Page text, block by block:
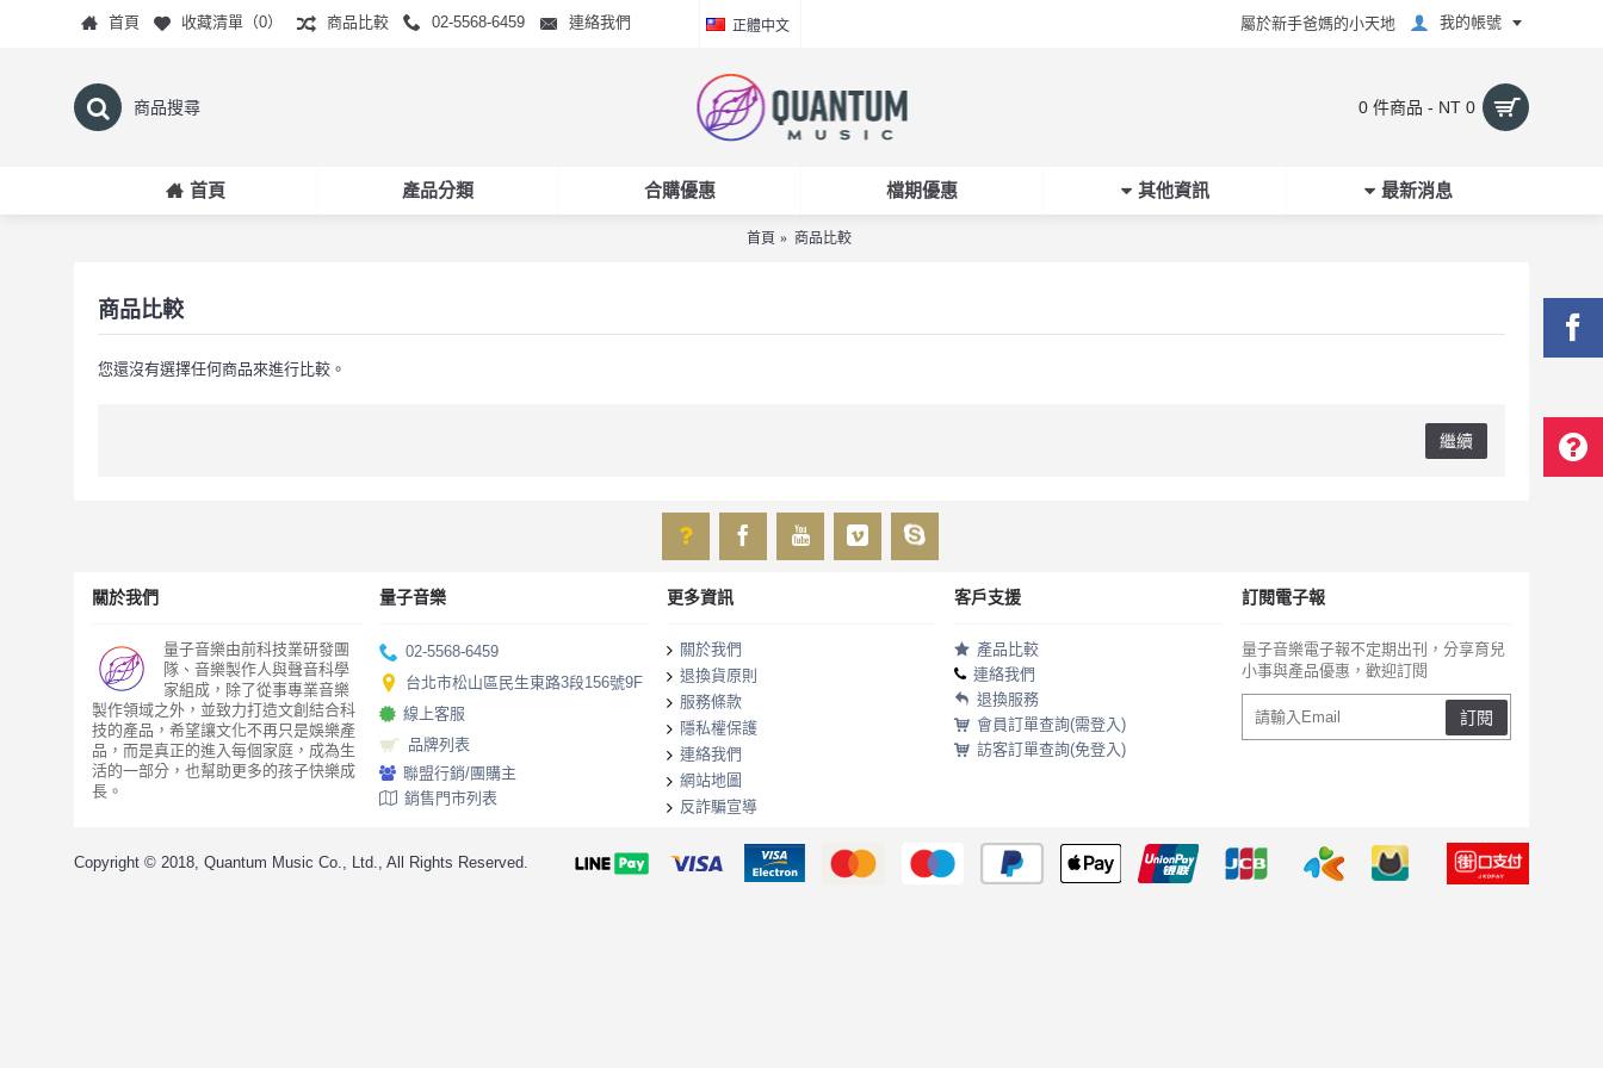
首頁 收藏清單（0） 商品比較 02-5568-6459 連絡我們 正體中文 屬於新手爸媽的小天地 我的帳號
0 件商品 - NT 0
首頁 產品分類 合購優惠 檔期優惠 其他資訊 最新消息
首頁 商品比較
商品比較
您還沒有選擇任何商品來進行比較。
繼續
關於我們
量子音樂由前科技業研發團
隊、音樂製作人與聲音科學
家組成，除了從事專業音樂
製作領域之外，並致力打造文創結合科
技的產品，希望讓文化不再只是娛樂產
品，而是真正的進入每個家庭，成為生
活的一部分，也幫助更多的孩子快樂成
長。
量子音樂
02-5568-6459
台北市松山區民生東路3段156號9F
線上客服
品牌列表
聯盟行銷/團購主
銷售門市列表
更多資訊
關於我們
退換貨原則
服務條款
隱私權保護
連絡我們
網站地圖
反詐騙宣導
客戶支援
產品比較
連絡我們
退換服務
會員訂單查詢(需登入)
訪客訂單查詢(免登入)
訂閱電子報
量子音樂電子報不定期出刊，分享育兒
小事與產品優惠，歡迎訂閱
訂閱
Copyright © 2018, Quantum Music Co., Ltd., All Rights Reserved.